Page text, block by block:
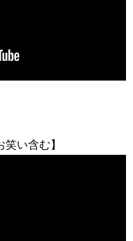
い含む】